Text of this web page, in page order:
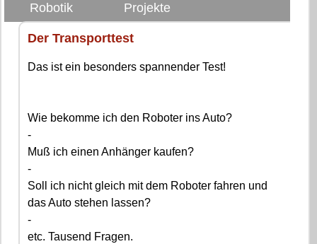
Robotik
Projekte
Der Transporttest
Das ist ein besonders spannender Test!
Wie bekomme ich den Roboter ins Auto?
-
Muß ich einen Anhänger kaufen?
-
Soll ich nicht gleich mit dem Roboter fahren und
das Auto stehen lassen?
-
etc. Tausend Fragen.